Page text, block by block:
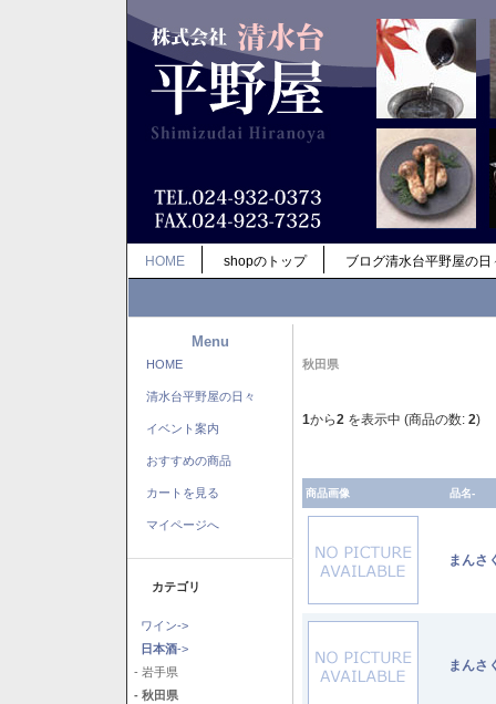
HOME shopのトップ ブログ清水台平野屋の日
Menu
HOME
清水台平野屋の日々
イベント案内
おすすめの商品
カートを見る
マイページへ
カテゴリ
ワイン->
日本酒->
- 岩手県
- 秋田県
秋田県
1から2 を表示中 (商品の数: 2)
商品画像 品名-
まん
まん